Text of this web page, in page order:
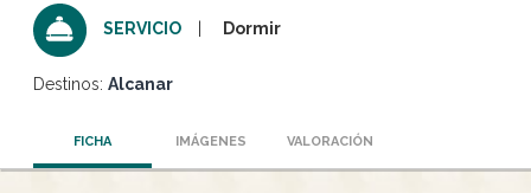
SERVICIO Dormir
Destinos: Alcanar
FICHA IMÁGENES VALORACIÓN